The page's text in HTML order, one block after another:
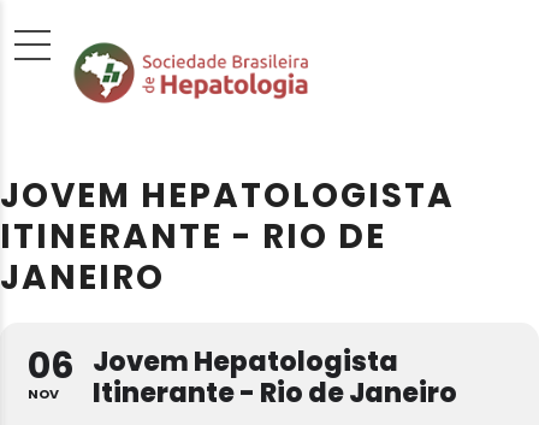
JOVEM HEPATOLOGISTA
ITINERANTE - RIO DE
JANEIRO
06
NOV
Jovem Hepatologista
Itinerante - Rio de Janeiro